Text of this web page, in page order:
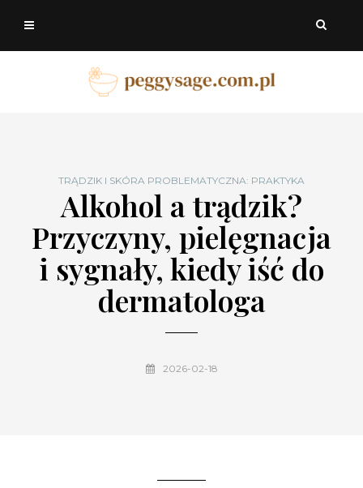
TRĄDZIK I SKÓRA PROBLEMATYCZNA: PRAKTYKA
Alkohol a trądzik?
Przyczyny, pielęgnacja
i sygnały, kiedy iść do
dermatologa
2026-02-18